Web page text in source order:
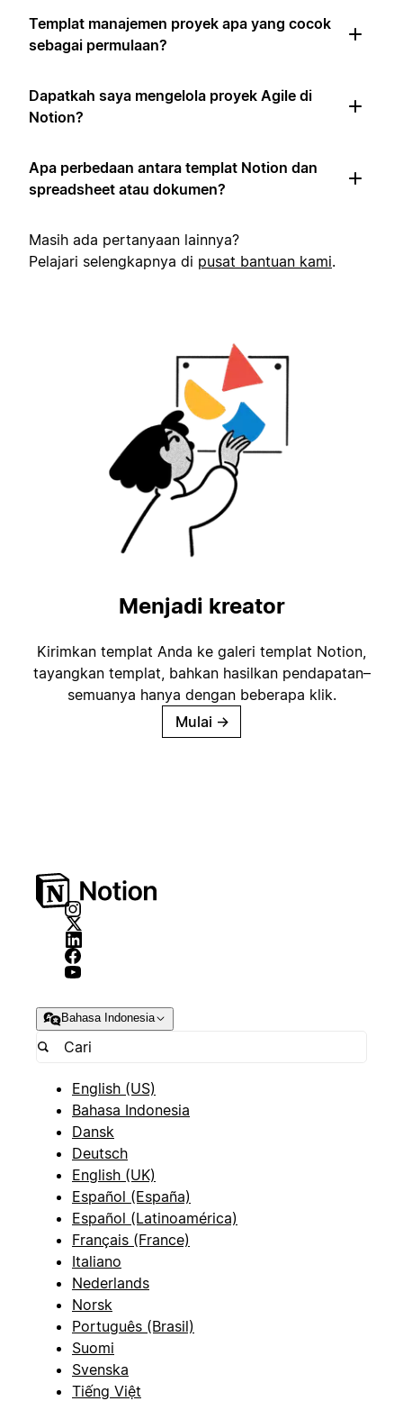
Templat manajemen proyek apa yang cocok
sebagai permulaan?
Dapatkah saya mengelola proyek Agile di
Notion?
Apa perbedaan antara templat Notion dan
spreadsheet atau dokumen?
Masih ada pertanyaan lainnya?
Pelajari selengkapnya di pusat bantuan kami.
Menjadi kreator
Kirimkan templat Anda ke galeri templat Notion,
tayangkan templat, bahkan hasilkan pendapatan–
semuanya hanya dengan beberapa klik.
Mulai →
Bahasa Indonesia
English (US)
Bahasa Indonesia
Dansk
Deutsch
English (UK)
Español (España)
Español (Latinoamérica)
Français (France)
Italiano
Nederlands
Norsk
Português (Brasil)
Suomi
Svenska
Tiếng Việt